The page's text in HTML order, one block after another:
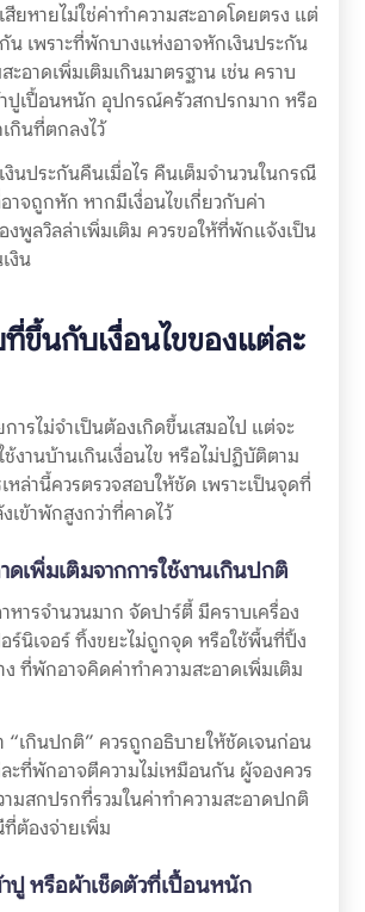
สียหายไม่ใช่ค่าทำความสะอาดโดยตรง แต่
น เพราะที่พักบางแห่งอาจหักเงินประกัน
ะอาดเพิ่มเติมเกินมาตรฐาน เช่น คราบ
ปูเปื้อนหนัก อุปกรณ์ครัวสกปรกมาก หรือ
กินที่ตกลงไว้
งินประกันคืนเมื่อไร คืนเต็มจำนวนในกรณี
าจถูกหัก หากมีเงื่อนไขเกี่ยวกับค่า
งพูลวิลล่าเพิ่มเติม ควรขอให้ที่พักแจ้งเป็น
งิน
ที่ขึ้นกับเงื่อนไขของแต่ละ
การไม่จำเป็นต้องเกิดขึ้นเสมอไป แต่จะ
ช้งานบ้านเกินเงื่อนไข หรือไม่ปฏิบัติตาม
ล่านี้ควรตรวจสอบให้ชัด เพราะเป็นจุดที่
เข้าพักสูงกว่าที่คาดไว้
ดเพิ่มเติมจากการใช้งานเกินปกติ
หารจำนวนมาก จัดปาร์ตี้ มีคราบเครื่อง
นิเจอร์ ทิ้งขยะไม่ถูกจุด หรือใช้พื้นที่ปิ้ง
ง ที่พักอาจคิดค่าทำความสะอาดเพิ่มเติม
“เกินปกติ” ควรถูกอธิบายให้ชัดเจนก่อน
ละที่พักอาจตีความไม่เหมือนกัน ผู้จองควร
ามสกปรกที่รวมในค่าทำความสะอาดปกติ
ต้องจ่ายเพิ่ม
ปู หรือผ้าเช็ดตัวที่เปื้อนหนัก